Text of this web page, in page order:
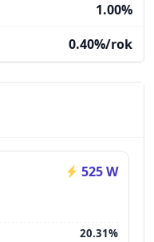
1.00%
0.40%/rok
525 W
20.31%